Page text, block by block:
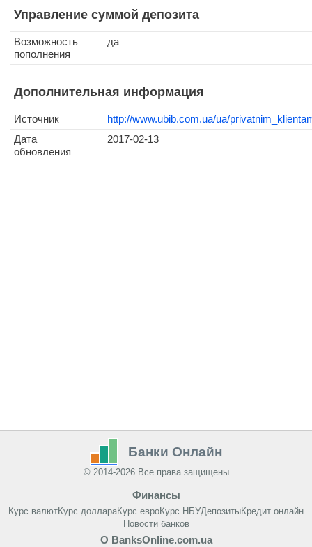
Управление суммой депозита
Возможность
пополнения
да
Дополнительная информация
Источник
http://www.ubib.com.ua/ua/
Дата
обновления
2017-02-13
Банки Онлайн
© 2014-2026 Все права защищены
Финансы
Курс валютКурс доллараКурс евроКурс НБУДепозитыКредит онлайн
Новости банков
О BanksOnline.com.ua